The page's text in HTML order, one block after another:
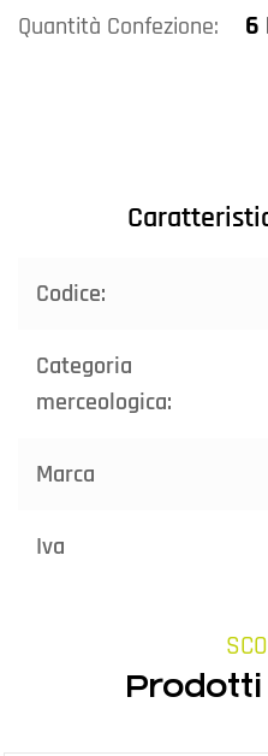
Quantità Confezione: 6
Codice:
Categoria
merceologica:
Marca
Iva